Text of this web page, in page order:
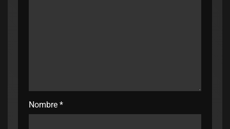
Nombre *